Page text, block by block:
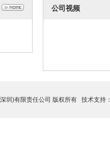
公司视频
圳)有限责任公司 版权所有 技术支持：